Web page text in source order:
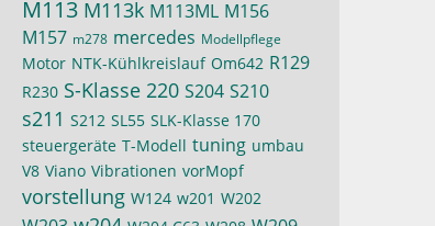
M113 M113k M113ML M156
M157 m278 mercedes Modellpflege
Motor NTK-Kühlkreislauf Om642 R129
R230 S-Klasse 220 S204 S210
s211 S212 SL55 SLK-Klasse 170
steuergeräte T-Modell tuning umbau
V8 Viano Vibrationen vorMopf
vorstellung W124 w201 W202